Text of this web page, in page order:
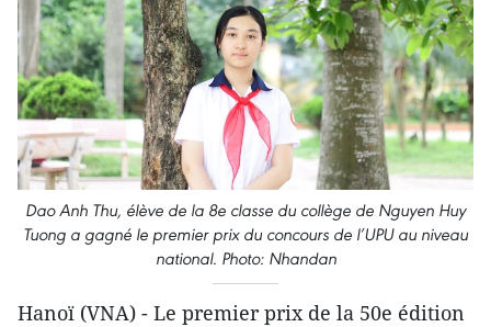
Dao Anh Thu, élève de la 8e classe du collège de Nguyen Huy
Tuong a gagné le premier prix du concours de l’UPU au niveau
national. Photo: Nhandan
Hanoï (VNA) - Le premier prix de la 50e édition